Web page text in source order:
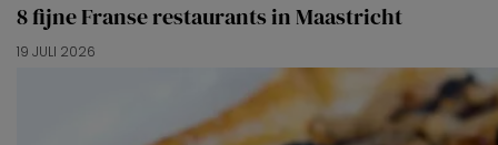
8 fijne Franse restaurants in Maastricht
19 JULI 2026